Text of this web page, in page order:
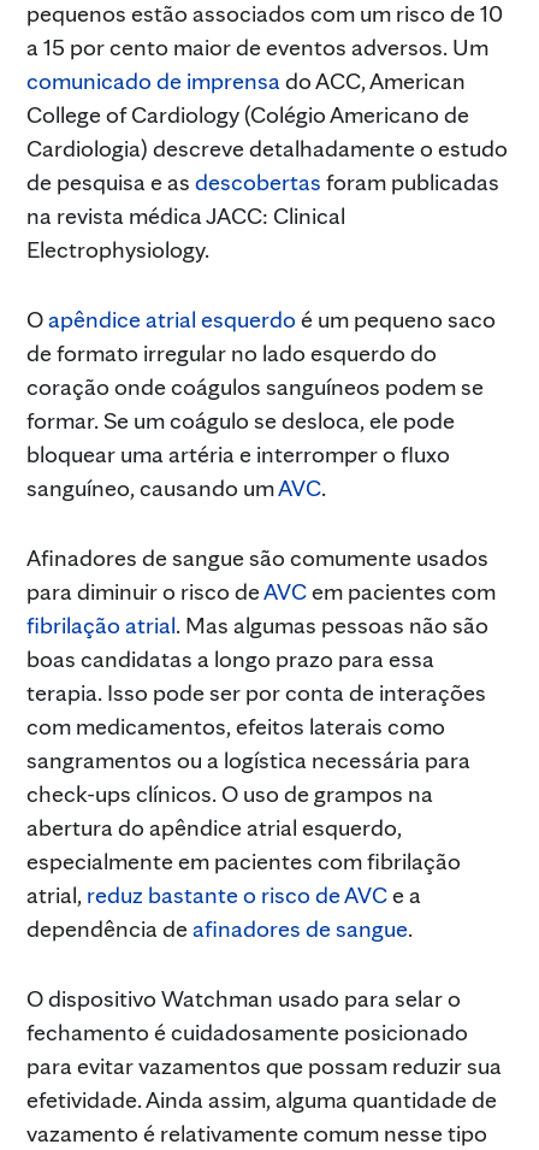
pequenos estão associados com um risco de 10
a 15 por cento maior de eventos adversos. Um
comunicado de imprensado ACC, American
College of Cardiology (Colégio Americano de
Cardiologia) descreve detalhadamente o estudo
de pesquisa e as descobertas foram publicadas
na revista médica JACC: Clinical
Electrophysiology.
Oapêndice atrial esquerdo é um pequeno saco
de formato irregular no lado esquerdo do
coração onde coágulos sanguíneos podem se
formar. Se um coágulo se desloca, ele pode
bloquear uma artéria e interromper o fluxo
sanguíneo, causando umAVC.
Afinadores de sangue são comumente usados
para diminuir o risco deAVCem pacientes com
fibrilação atrial. Mas algumas pessoas não são
boas candidatas a longo prazo para essa
terapia. Isso pode ser por conta de interações
com medicamentos, efeitos laterais como
sangramentos ou a logística necessária para
check-ups clínicos. O uso de grampos na
abertura do apêndice atrial esquerdo,
especialmente em pacientes com fibrilação
atrial, reduz bastante o risco de AVCe a
dependência deafinadores de sangue.
O dispositivo Watchman usado para selar o
fechamento é cuidadosamente posicionado
para evitar vazamentos que possam reduzir sua
efetividade. Ainda assim, alguma quantidade de
vazamento é relativamente comum nesse tipo